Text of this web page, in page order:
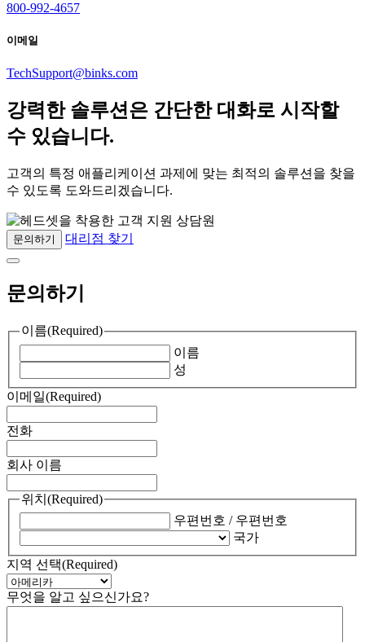
800-992-4657
이메일
TechSupport@binks.com
강력한 솔루션은 간단한 대화로 시작할
수 있습니다.
고객의 특정 애플리케이션 과제에 맞는 최적의 솔루션을 찾을
수 있도록 도와드리겠습니다.
문의하기 대리점 찾기
문의하기
이름(Required)
이름
성
이메일(Required)
전화
회사 이름
위치 (Required)
우편번호 / 우편번호
국가
지역 선택(Required)
무엇을 알고 싶으신가요?